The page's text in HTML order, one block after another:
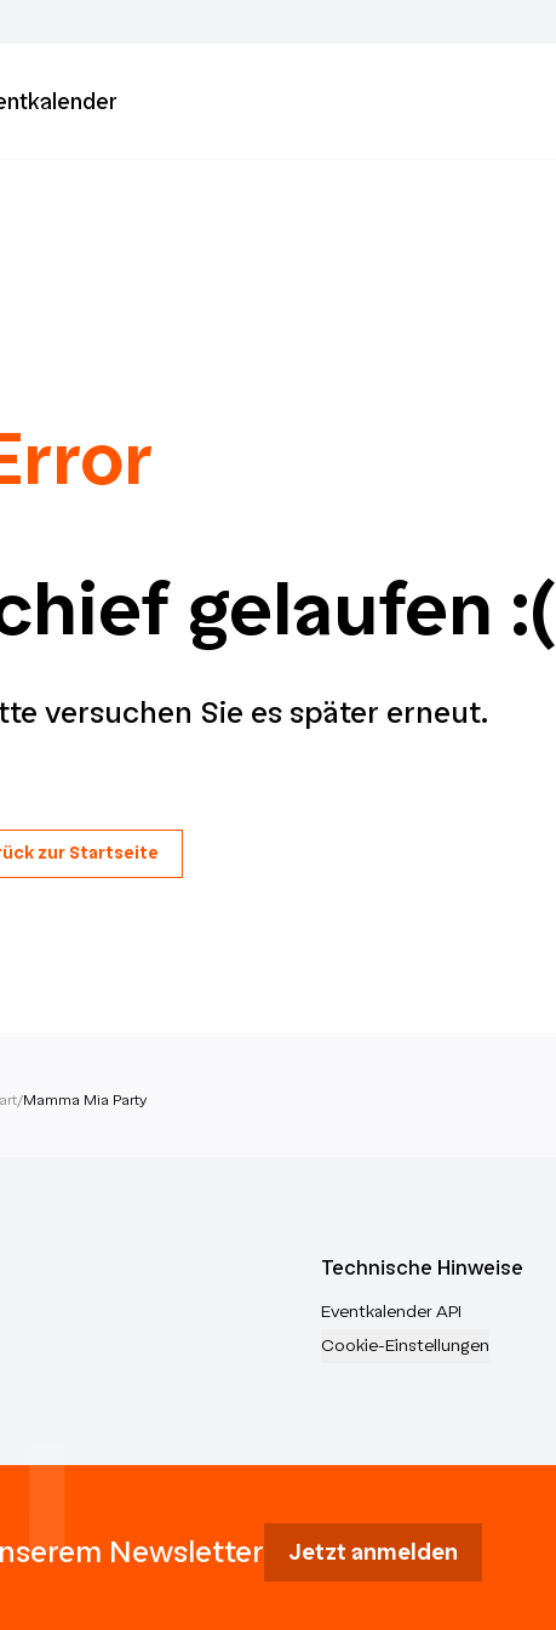
gelaufen :(
versuchen Sie es später erneut.
zur Startseite
/Mamma Mia Party
Technische Hinweise
Eventkalender API
Cookie-Einstellungen
Newsletter Jetzt anmelden